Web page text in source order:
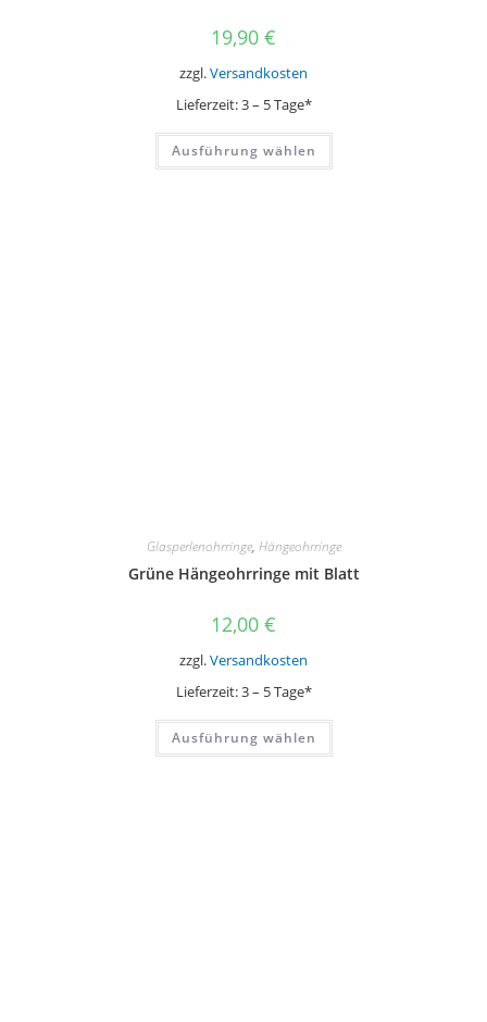
19,90 €
zzgl.Versandkosten
Lieferzeit:3 – 5 Tage*
Ausführung wählen
Dieses
weist
Glasperlenohrringe, Hängeohrringe
Grüne Hängeohrringe mit Blatt
12,00 €
zzgl.Versandkosten
Lieferzeit:3 – 5 Tage*
Ausführung wählen
Dieses
weist